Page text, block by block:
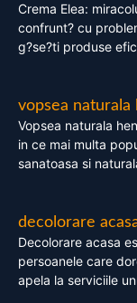
Crema Elea:
confrunt? cu
g?se?ti produse
vopsea naturala
Vopsea naturala
in ce mai multa
sanatoasa si
decolorare
Decolorare acasa
persoanele care
apela la serviciile